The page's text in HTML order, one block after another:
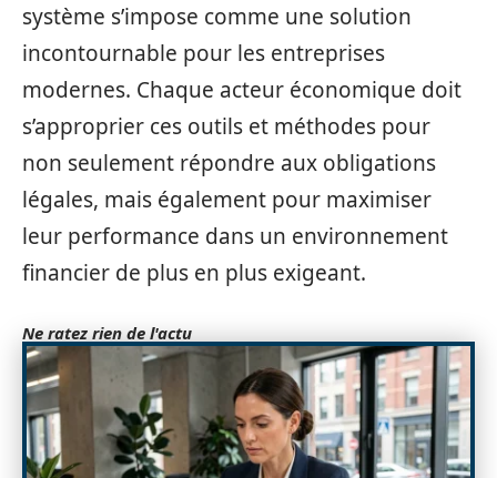
système s’impose comme une solution
incontournable pour les entreprises
modernes. Chaque acteur économique doit
s’approprier ces outils et méthodes pour
non seulement répondre aux obligations
légales, mais également pour maximiser
leur performance dans un environnement
financier de plus en plus exigeant.
Ne ratez rien de l'actu